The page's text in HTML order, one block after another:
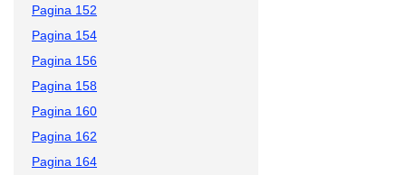
Pagina 152
Pagina 154
Pagina 156
Pagina 158
Pagina 160
Pagina 162
Pagina 164